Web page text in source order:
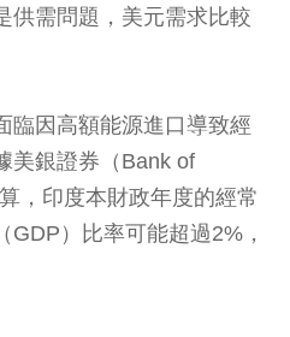
供需問題，美元需求比較
臨因高額能源進口導致經
美銀證券（Bank of
，印度本財政年度的經常
）比率可能超過2%，